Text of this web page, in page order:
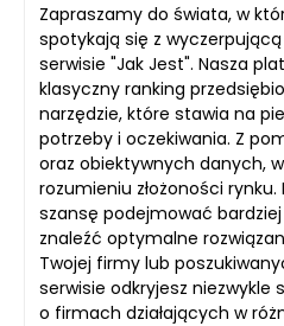
Zapraszamy do świata, w
spotykają się z
serwisie "Jak Jest". Nasza
klasyczny ranking
narzędzie, które stawia na
potrzeby i oczekiwania. Z
oraz obiektywnych danych,
rozumieniu złożoności
szansę podejmować
znaleźć optymalne
Twojej firmy lub
serwisie odkryjesz niezwykle
o firmach działających w